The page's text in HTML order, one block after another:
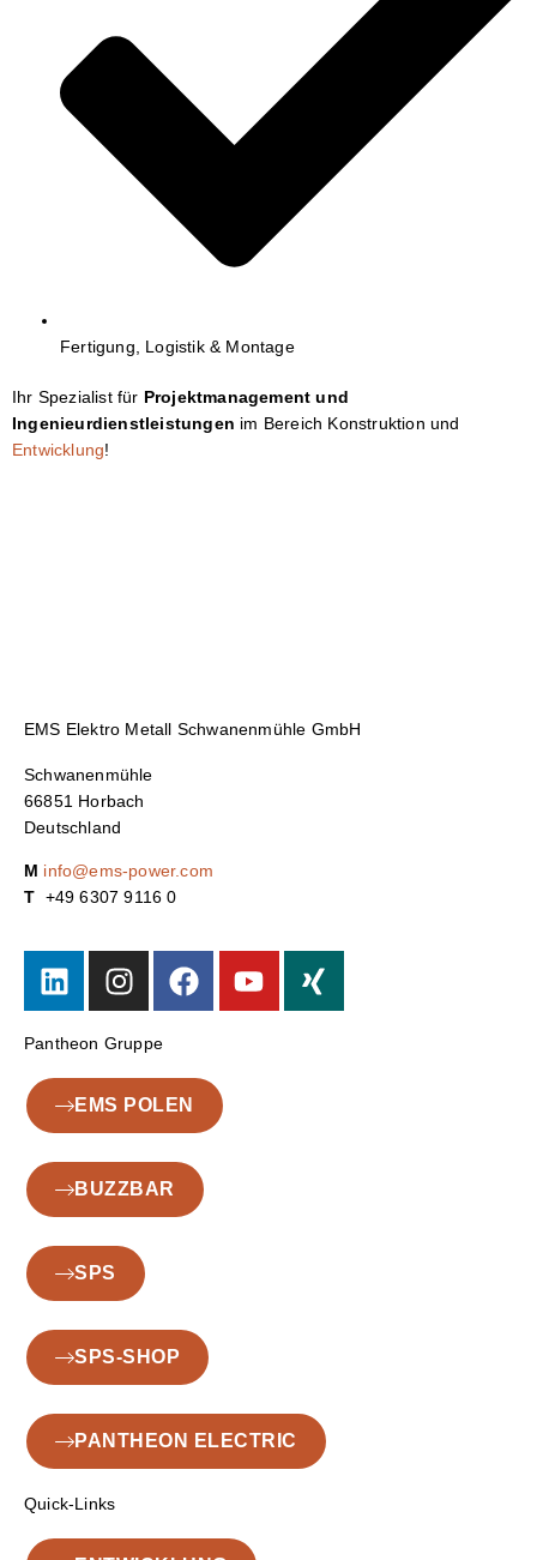
Fertigung, Logistik & Montage
Ihr Spezialist für Projektmanagement und
Ingenieurdienstleistungen im Bereich Konstruktion und
Entwicklung!
EMS Elektro Metall Schwanenmühle GmbH
Schwanenmühle
66851 Horbach
Deutschland
M info@ems-power.com
T +49 6307 9116 0
Pantheon Gruppe
EMS POLEN
BUZZBAR
SPS
SPS-SHOP
PANTHEON ELECTRIC
Quick-Links